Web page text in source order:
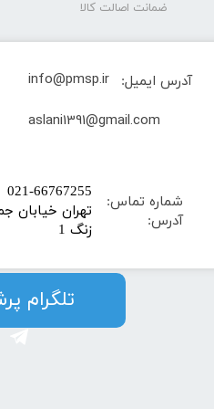
ضمانت اصالت کالا
شماره تماس:
آدرس:
​021-66767255
زنگ 1
آدرس ایمیل:
info@pmsp.ir
​aslani1391@gmail.com
​​​​تلگرام